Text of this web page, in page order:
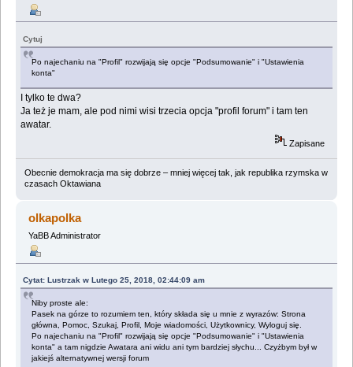
Cytuj
Po najechaniu na "Profil" rozwijają się opcje "Podsumowanie" i "Ustawienia
konta"
I tylko te dwa?
Ja też je mam, ale pod nimi wisi trzecia opcja "profil forum" i tam ten
awatar.
Zapisane
Obecnie demokracja ma się dobrze – mniej więcej tak, jak republika rzymska w
czasach Oktawiana
olkapolka
YaBB Administrator
Cytat: Lustrzak w Lutego 25, 2018, 02:44:09 am
Niby proste ale:
Pasek na górze to rozumiem ten, który składa się u mnie z wyrazów: Strona
główna, Pomoc, Szukaj, Profil, Moje wiadomości, Użytkownicy, Wyloguj się.
Po najechaniu na "Profil" rozwijają się opcje "Podsumowanie" i "Ustawienia
konta" a tam nigdzie Awatara ani widu ani tym bardziej słychu... Czyżbym był w
jakiejś alternatywnej wersji forum